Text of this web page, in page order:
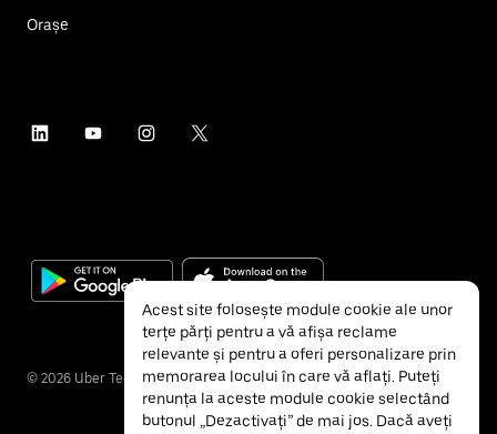
Orașe
© 2026 Uber Technologies Inc.
Acest site folosește module cookie ale unor
terțe părți pentru a vă afișa reclame
relevante și pentru a oferi personalizare prin
memorarea locului în care vă aflați. Puteți
renunța la aceste module cookie selectând
butonul „Dezactivați” de mai jos. Dacă aveți